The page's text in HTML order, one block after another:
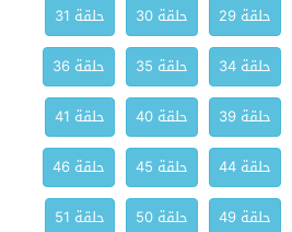
حلقة 29 حلقة 30
حلقة 31
حلقة 34 حلقة 35
حلقة 36
حلقة 39 حلقة 40
حلقة 41
حلقة 44 حلقة 45
حلقة 46
حلقة 49 حلقة 50
حلقة 51